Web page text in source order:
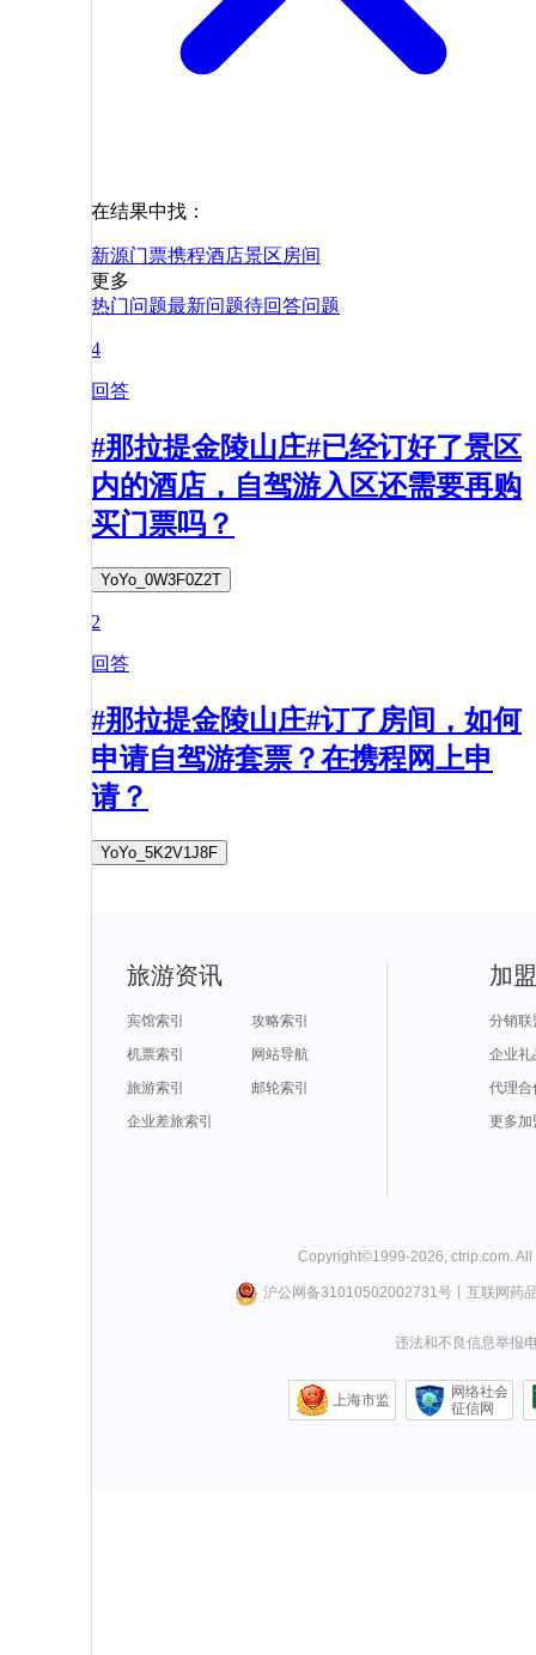
在结果中找：
新源门票携程酒店景区房间
更多
热门问题最新问题待回答问题
4
回答
#那拉提金陵山庄#已经订好了景区
内的酒店，自驾游入区还需要再购
买门票吗？
YoYo_0W3F0Z2T
2
回答
#那拉提金陵山庄#订了房间，如何
申请自驾游套票？在携程网上申
请？
YoYo_5K2V1J8F
旅游资讯
宾馆索引
攻略索引
机票索引
网站导航
旅游索引
邮轮索引
企业差旅索引
加
分销联
企业礼
代理合
更多加
Copyright©1999-2026 ctrip.com .
沪公网备31010502002731号丨 互联网药
违法和不良信息举报
上海市监
网络社会
征信网